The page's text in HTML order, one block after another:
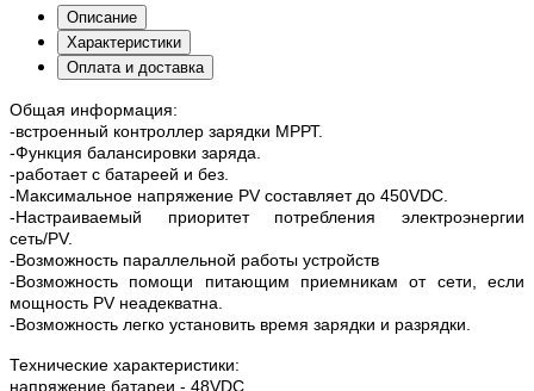
Описание
Характеристики
Оплата и доставка
Общая информация:
-встроенный контроллер зарядки МРРТ.
-Функция балансировки заряда.
-работает с батареей и без.
-Максимальное напряжение PV составляет до 450VDC.
-Настраиваемый приоритет потребления электроэнергии
сеть/PV.
-Возможность параллельной работы устройств
-Возможность помощи питающим приемникам от сети, если
мощность PV неадекватна.
-Возможность легко установить время зарядки и разрядки.
Технические характеристики:
напряжение батареи - 48VDC